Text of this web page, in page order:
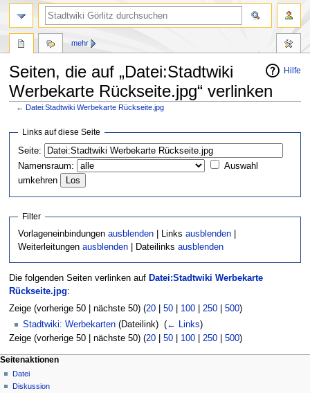
Hilfe
Seiten, die auf „Datei:Stadtwiki
Werbekarte Rückseite.jpg“ verlinken
← Datei:Stadtwiki Werbekarte Rückseite.jpg
springen
springen
Links auf diese Seite
Seite:
Namensraum:
Auswahl
umkehren
Filter
Vorlageneinbindungenausblenden | Linksausblenden
Weiterleitungenausblenden | Dateilinksausblenden
Die folgenden Seiten verlinken auf Datei:Stadtwiki Werbekarte
Rückseite.jpg:
Zeige (vorherige 50 | nächste 50) (20| 50| 100| 250| 500)
Stadtwiki: Werbekarten (Dateilink) ‎ (← Links)
Zeige (vorherige 50 | nächste 50) (20| 50| 100| 250| 500)
Seitenaktionen
Datei
Diskussion
mehr